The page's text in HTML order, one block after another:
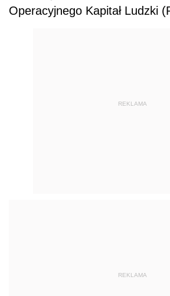
Operacyjnego Kapitał Ludzki
REKLAMA
REKLAMA